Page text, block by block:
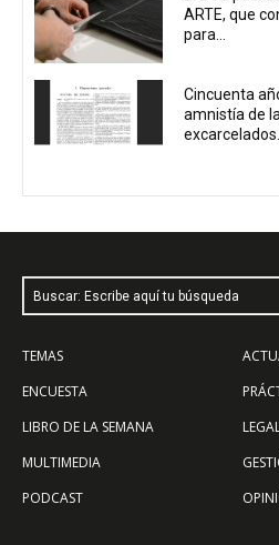
ARTE, que
para...
Cincuenta
amnistía de
excarcelados...
Buscar: Escribe aquí tu búsqueda
TEMAS
ENCUESTA
LIBRO DE LA SEMANA
MULTIMEDIA
PODCAST